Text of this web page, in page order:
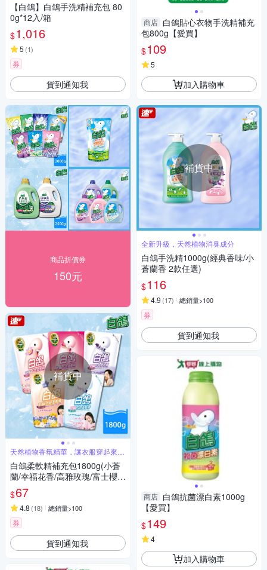
【白鴿】白鴿手洗精補充包 80
0g*12入/箱
$1,016
5 (1)
券
貨到通知我
商品折價券
150元
補貨中
天然植物香氛精華，讓衣服穿起來好
柔軟
白鴿柔軟精補充包1800g(小蒼
蘭/幸福花香/高雅玫瑰/富士櫻/
薰衣草 5款任選)
$67
4.8 (18) 總銷量>100
券
貨到通知我
商店 白鴿貼心衣物手洗精補充
包800g【愛買】
$109
5
加入購物車
補貨中
全新升級，天然植物消臭成分
白鴿手洗精1000g(經典香味/小
蒼蘭香 2款任選)
$116
4.9 (17) 總銷量>100
券
貨到通知我
商店 白鴿抗菌漂白素1000g
【愛買】
$149
4
加入購物車